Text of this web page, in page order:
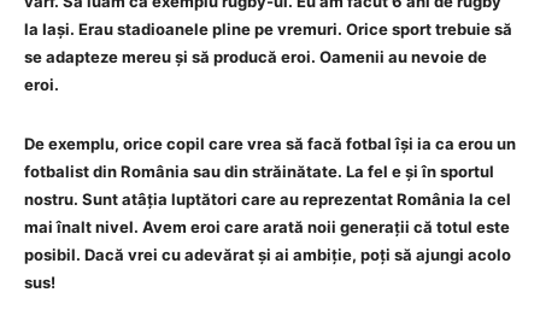
la Iași. Erau stadioanele pline pe vremuri. Orice sport trebuie să
se adapteze mereu și să producă eroi. Oamenii au nevoie de
eroi.
De exemplu, orice copil care vrea să facă fotbal își ia ca erou un
fotbalist din România sau din străinătate. La fel e și în sportul
nostru. Sunt atâția luptători care au reprezentat România la cel
mai înalt nivel. Avem eroi care arată noii generații că totul este
posibil. Dacă vrei cu adevărat și ai ambiție, poți să ajungi acolo
sus!